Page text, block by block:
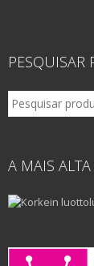
PESQUISAR
Pesquisar
por:
A MAIS ALTA